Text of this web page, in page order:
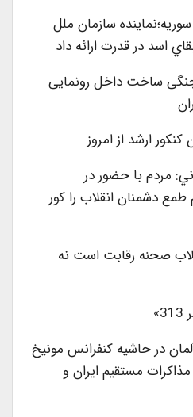
سازمان ملل
اسد در قدرت ارائه داد
ساخت داخل رونمایی
ارشد از امروز
مردم با حضور در
چشم طمع دشمنان انقلاب را کور
صحنه رقابت است نه
در حاشيه کنفرانس مونيخ
مستقيم ايران و